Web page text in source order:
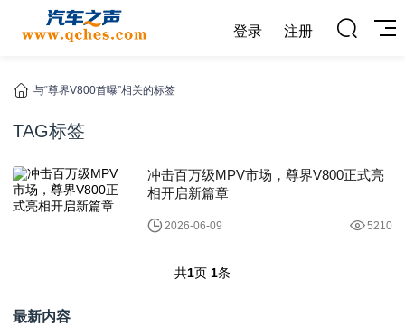
登录 注册
与“尊界V800首曝”相关的标签
TAG标签
冲击百万级MPV市场，尊界V800正式亮
相开启新篇章
2026-06-09 5210
共1页 1条
最新内容